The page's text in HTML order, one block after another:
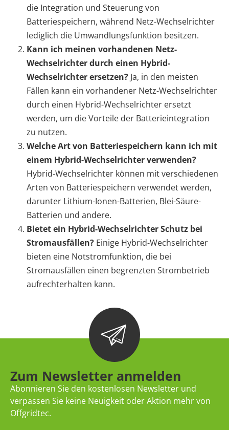
die Integration und Steuerung von
Batteriespeichern, während Netz-Wechselrichter
lediglich die Umwandlungsfunktion besitzen.
Kann ich meinen vorhandenen Netz-
Wechselrichter durch einen Hybrid-
Wechselrichter ersetzen? Ja, in den meisten
Fällen kann ein vorhandener Netz-Wechselrichter
durch einen Hybrid-Wechselrichter ersetzt
werden, um die Vorteile der Batterieintegration
zu nutzen.
Welche Art von Batteriespeichern kann ich mit
einem Hybrid-Wechselrichter verwenden?
Hybrid-Wechselrichter können mit verschiedenen
Arten von Batteriespeichern verwendet werden,
darunter Lithium-Ionen-Batterien, Blei-Säure-
Batterien und andere.
Bietet ein Hybrid-Wechselrichter Schutz bei
Stromausfällen? Einige Hybrid-Wechselrichter
bieten eine Notstromfunktion, die bei
Stromausfällen einen begrenzten Strombetrieb
aufrechterhalten kann.
Zum Newsletter anmelden
Abonnieren Sie den kostenlosen Newsletter und
verpassen Sie keine Neuigkeit oder Aktion mehr von
Offgridtec.